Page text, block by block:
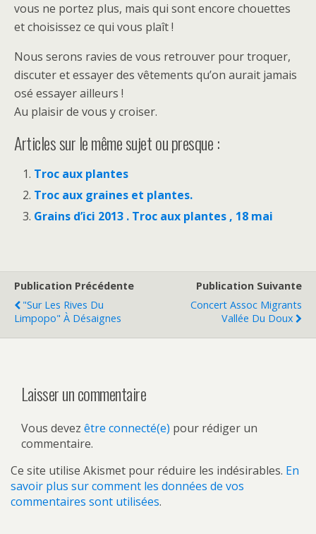
vous ne portez plus, mais qui sont encore chouettes
et choisissez ce qui vous plaît !
Nous serons ravies de vous retrouver pour troquer,
discuter et essayer des vêtements qu’on aurait jamais
osé essayer ailleurs !
Au plaisir de vous y croiser.
Articles sur le même sujet ou presque :
Troc aux plantes
Troc aux graines et plantes.
Grains d’ici 2013 . Troc aux plantes , 18 mai
Publication Précédente
"Sur Les Rives Du
Limpopo" À Désaignes
Publication Suivante
Concert Assoc Migrants
Vallée Du Doux
Laisser un commentaire
Vous devez être connecté(e) pour rédiger un
commentaire.
Ce site utilise Akismet pour réduire les indésirables. En
savoir plus sur comment les données de vos
commentaires sont utilisées.